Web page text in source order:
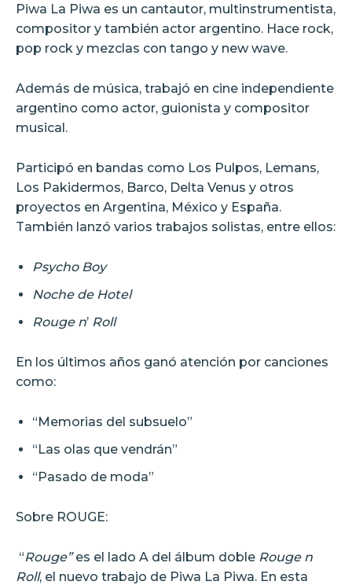
Piwa La Piwa es un cantautor, multinstrumentista,
compositor y también actor argentino. Hace rock,
pop rock y mezclas con tango y new wave.
Además de música, trabajó en cine independiente
argentino como actor, guionista y compositor
musical.
Participó en bandas como Los Pulpos, Lemans,
Los Pakidermos, Barco, Delta Venus y otros
proyectos en Argentina, México y España.
También lanzó varios trabajos solistas, entre ellos:
Psycho Boy
Noche de Hotel
Rouge n’ Roll
En los últimos años ganó atención por canciones
como:
“Memorias del subsuelo”
“Las olas que vendrán”
“Pasado de moda”
Sobre ROUGE:
“Rouge”es el lado A del álbum doble Rouge n
Roll, el nuevo trabajo de Piwa La Piwa. En esta